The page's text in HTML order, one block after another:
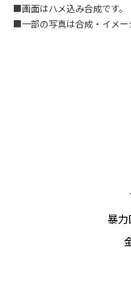
■画面はハメ込み合成です。
■一部の写真は合成・イメー
暴